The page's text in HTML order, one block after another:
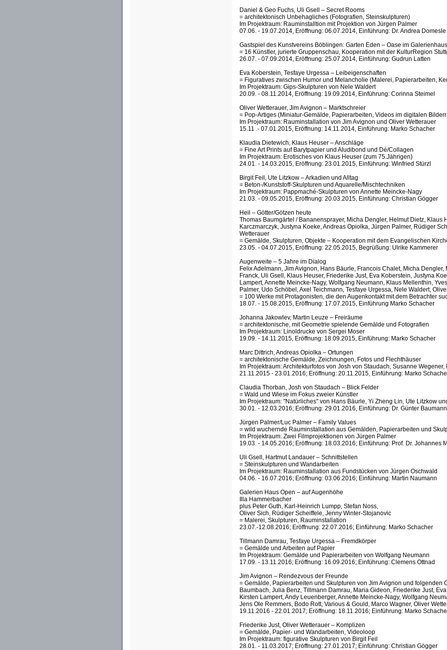
Daniel & Geo Fuchs, Uli Gsell – Secret Rooms
= architektonisch Unbehagliches (Fotografien, Steinskulpturen)
Im Projektraum: Rauminstalltion mit Projektion von Jürgen Palmer
07.06. - 19.07.2014, Eröffnung: 06.07.2014, Einführung: Dr. Andrea Domesle
Gastspiel des Kunstvereins Böblingen: Garten Eden – Oase im Galerienhaus
= 16 Künstler, jurierte Gruppenschau, Kooperation mit der KulturRegion
26.07. - 07.09.2014, Eröffnung: 25.07.2014, Einführung: Gudrun Latten
Eva Koberstein, Tesfaye Urgessa – Leibeigenschaften
= Figuratives zwischen Humor und Melancholie (Malerei, Papierarbeiten,
Im Projektraum: Gips-Skulpturen von Nele Waldert
20.09. - 08.11.2014, Eröffnung: 19.09.2014, Einführung: Corinna Steimel
Oliver Wetterauer, Jim Avignon – Marktschreier
= Pop-Artiges (Miniatur-Gemälde, Papierarbeiten, Videos im digitalen
Im Projektraum: Rauminstallation von Jim Avignon und Oliver Wetterauer
15.11 .- 07.01.2015, Eröffnung: 14.11.2014, Einführung: Marko Schacher
Klaudia Dietewich, Klaus Heuser – Anschläge
= Fine Art Prints auf Barytpapier und Aludibond und Dé/Collagen
Im Projektraum: Erotisches von Klaus Heuser (zum 75.Jährigen)
24.01. - 14.03.2015, Eröffnung: 23.01.2015, Einführung: Winfried Stürzl
Birgit Feil, Ute Litzkow – Arkadien und Alltag
= Beton-/Kunststoff-Skulpturen und Aquarelle/Mischtechniken
Im Projektraum: Pappmaché-Skulpturen von Annette Meincke-Nagy
21.03. - 09.05.2015, Eröffnung: 20.03.2015, Einführung: Christian Gögger
Heil – Götter/Götzen heute
Thomas Baumgärtel / Bananensprayer, Micha Dengler, Helmut Dietz, Klaus
Karczmarczyk, Justyna Koeke, Andreas Opiolka, Jürgen Palmer, Rüdiger
Wetterauer
= Gemälde, Skulpturen, Objekte – Kooperation mit dem Evangelischen
23.05. - 04.07.2015, Eröffnung: 22.05.2015, Begrüßung: Ulrike Kammerer
Augenweite – 5 Jahre im Dialog
Felix Adelmann, Jim Avignon, Hans Bäurle, Francois Chalet, Micha Dengler,
Franck, Uli Gsell, Klaus Heuser, Friederike Just, Eva Koberstein, Justyna
Lampert, Annette Meincke-Nagy, Wolfgang Neumann, Klaus Mellenthin,
Palmer, Udo Schöbel, Axel Teichmann, Tesfaye Urgessa, Nele Waldert,
= 100 Werke mit Protagonisten, die den Augenkontakt mit dem Betrachter
18.07. - 15.08.2015, Eröffnung: 17.07.2015, Einführung Marko Schacher
Johanna Jakowlev, Martin Leuze – Freiräume
= architektonische, mit Geometrie spielende Gemälde und Fotografien
Im Projektraum: Linoldrucke von Sergei Moser
19.09. - 14.11.2015, Eröffnung: 18.09.2015, Einführung: Marko Schacher
Marc Dittrich, Andreas Opiolka – Ortungen
= architektonische Gemälde, Zeichnungen, Fotos und Flechthäuser
Im Projektraum: Architekturfotos von Josh von Staudach, Susanne Wegener,
21.11.2015 - 23.01.2016; Eröffnung: 20.11.2015, Einführung: Marko
Claudia Thorban, Josh von Staudach – Blick Felder
= Wald und Wiese im Fokus zweier Künstler
Im Projektraum: "Natürliches" von Hans Bäurle, Yi Zheng Lin, Ute Litzkow
30.01. - 12.03.2016; Eröffnung: 29.01.2016, Einführung: Dr. Günter Baumann
Jürgen Palmer/Luc Palmer – Family Values
= wild wuchernde Rauminstallation aus Gemälden, Papierarbeiten und
Im Projektraum: Zwei Filmprojektionen von Jürgen Palmer
19.03. - 14.05.2016; Eröffnung: 18.03.2016; Einführung: Prof. Dr. Johannes
Uli Gsell, Hartmut Landauer – Schnittstellen
= Steinskulpturen und Wandarbeiten
Im Projektraum: Rauminstallation aus Fundstücken von Jürgen Oschwald
04.06. - 16.07.2016; Eröffnung: 03.06.2016; Einführung: Martin Naumann
Galerien Haus Open – auf Augenhöhe
Illa Hammerbacher
plus Peter Guth, Karl-Heinrich Lumpp, Stefan Noss,
Oliver Sich, Rüdiger Scheiffele, Jenny Winter-Stojanovic
= Malerei, Skulpturen, Rauminstallation
23.07.-12.08.2016; Eröffnung: 22.07.2016; Einführung: Marko Schacher
Tillmann Damrau, Tesfaye Urgessa – Fremdkörper
= Gemälde und Arbeiten auf Papier
Im Projektraum: Gemälde und Papierarbeiten von Wolfgang Neumann
17.09. - 13.11.2016; Eröffnung: 16.09.2016; Einführung: Clemens Ottnad
Jim Avignon – Rendezvous der Freunde
= Gemälde, Papierarbeiten und Skulpturen von Jim Avignon und folgenden
Baumbach, Julia Benz, Tillmann Damrau, Maria Gideon, Friederike Just,
Kirsten Lampert, Andy Leuenberger, Annette Meincke-Nagy, Wolfgang
Jens Ole Remmers, Bodo Rott, Various & Gould, Marco Wagner, Oliver
19.11.2016 - 22.01.2017; Eröffnung: 18.11.2016; Einführung: Marko
Friederike Just, Oliver Wetterauer – Komplizen
= Gemälde, Papier- und Wandarbeiten, Videoloop
Im Projektraum: figurative Skulpturen von Birgit Feil
28.01. - 11.03.2017; Eröffnung: 27.01.2017; Einführung: Christian Gögger